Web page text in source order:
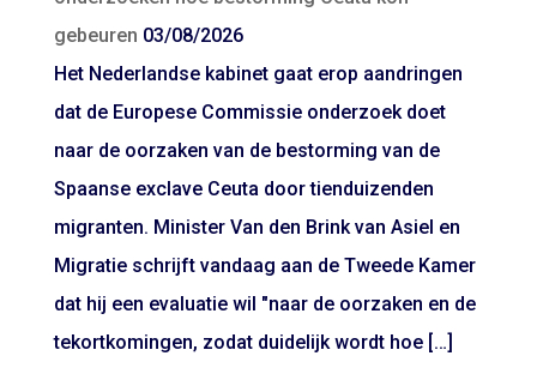
gebeuren 03/08/2026
Het Nederlandse kabinet gaat erop aandringen
dat de Europese Commissie onderzoek doet
naar de oorzaken van de bestorming van de
Spaanse exclave Ceuta door tienduizenden
migranten. Minister Van den Brink van Asiel en
Migratie schrijft vandaag aan de Tweede Kamer
dat hij een evaluatie wil "naar de oorzaken en de
tekortkomingen, zodat duidelijk wordt hoe […]